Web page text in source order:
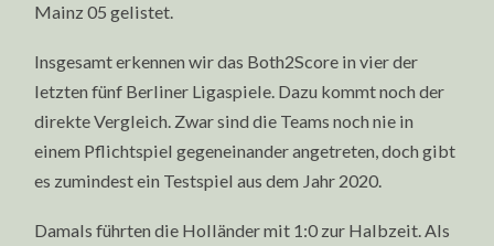
Mainz 05 gelistet.
Insgesamt erkennen wir das Both2Score in vier der
letzten fünf Berliner Ligaspiele. Dazu kommt noch der
direkte Vergleich. Zwar sind die Teams noch nie in
einem Pflichtspiel gegeneinander angetreten, doch gibt
es zumindest ein Testspiel aus dem Jahr 2020.
Damals führten die Holländer mit 1:0 zur Halbzeit. Als